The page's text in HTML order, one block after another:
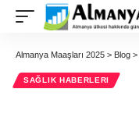
Almanya Maaşları 2025 > Blog >
SAĞLIK HABERLERI